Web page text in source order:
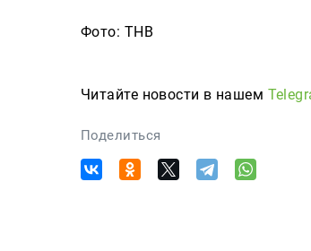
ТНВ-Татарстан
Фото: ТНВ
Читайте новости в нашем
Поделиться